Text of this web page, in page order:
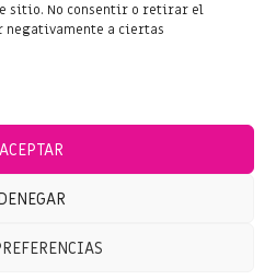
sitio. No consentir o retirar el
negativamente a ciertas
ACEPTAR